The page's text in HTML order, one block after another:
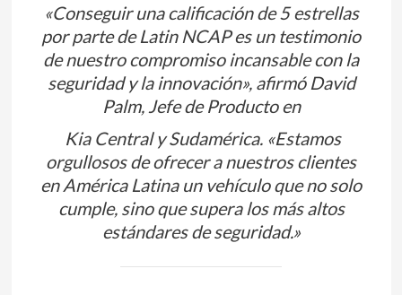
«Conseguir una calificación de 5 estrellas
por parte de Latin NCAP es un testimonio
de nuestro compromiso incansable con la
seguridad y la innovación», afirmó David
Palm, Jefe de Producto en
Kia Central y Sudamérica. «Estamos
orgullosos de ofrecer a nuestros clientes
en América Latina un vehículo que no solo
cumple, sino que supera los más altos
estándares de seguridad.»